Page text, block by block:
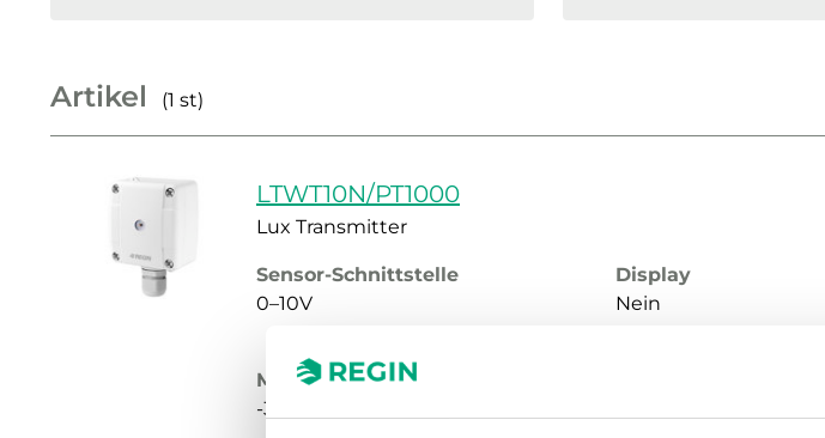
Artikel (1 st)
LTWT10N/PT1000
Lux Transmitter
Sensor-Schnittstelle
0–10V
Display
Nein
Messbereich, Temperatur
-30…70 °C